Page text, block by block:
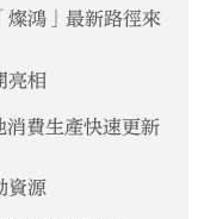
燦鴻」最新路徑來
亮相
消費生產快速更新
資源